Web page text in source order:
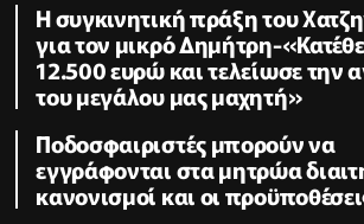
Η συγκινητική πράξη του
για τον μικρό Δημήτρη-
12.500 ευρώ και τελείωσε την
του μεγάλου μας μαχητή»
Ποδοσφαιριστές μπορούν να
εγγράφονται στα μητρώα
κανονισμοί και οι